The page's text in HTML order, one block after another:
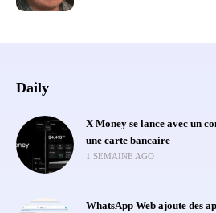
Daily
X Money se lance avec un
une carte bancaire
1 SEMAINE AGO
WhatsApp Web ajoute des